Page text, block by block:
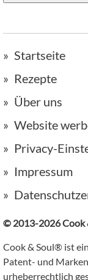
Startseite
Rezepte
Über uns
Website
Privacy-
Impressum
© 2013-2026 Cook
Cook & Soul® ist
Patent- und
urheberrechtlich